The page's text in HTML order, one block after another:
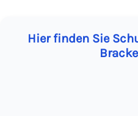
Hier finden Sie